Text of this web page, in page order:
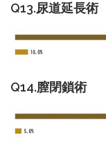
Q13.尿道延長術
Q14.膣閉鎖術